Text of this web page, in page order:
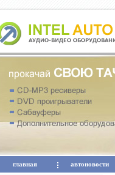
главная автоновости